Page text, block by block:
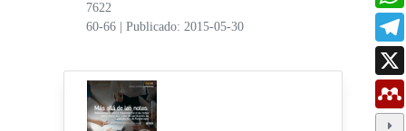
7622
60-66
|Publicado: 2015-05-30